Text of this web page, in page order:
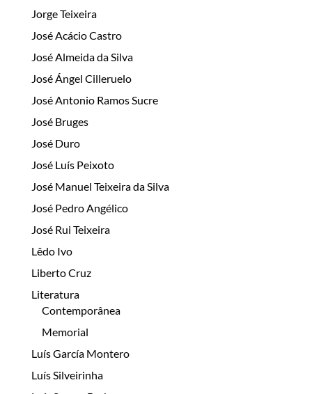
Jorge Teixeira
José Acácio Castro
José Almeida da Silva
José Ángel Cilleruelo
José Antonio Ramos Sucre
José Bruges
José Duro
José Luís Peixoto
José Manuel Teixeira da Silva
José Pedro Angélico
José Rui Teixeira
Lêdo Ivo
Liberto Cruz
Literatura
Contemporânea
Memorial
Luís García Montero
Luís Silveirinha